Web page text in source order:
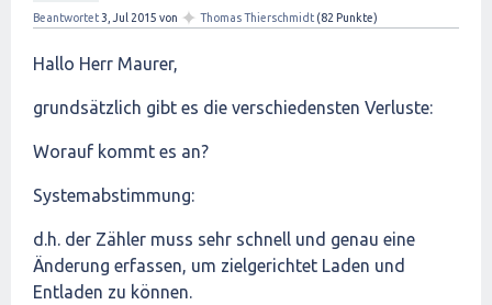
Beantwortet 3, Jul 2015 von ✦ Thomas Thierschmidt (82 Punkte)
Hallo Herr Maurer,
grundsätzlich gibt es die verschiedensten Verluste:
Worauf kommt es an?
Systemabstimmung:
d.h. der Zähler muss sehr schnell und genau eine
Änderung erfassen, um zielgerichtet Laden und
Entladen zu können.